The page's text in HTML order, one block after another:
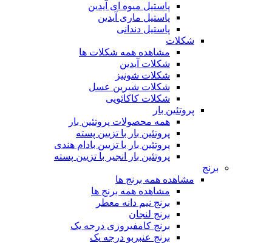
پاستیل میوه ای آیدین
پاستیل ماری آیدین
پاستیل دندانی
شکلات
مشاهده همه شکلات ها
شکلات آیدین
شکلات شونیز
شکلات شیرین عسل
شکلات کاکائویی
پروتئین بار
همه محصولات پروتئین بار
پروتئین بار با تزیین پسته
پروتئین بار با تزیین بادام هندی
پروتئین بار انجیر با تزیین پسته
برنج
مشاهده همه برنج ها
مشاهده همه برنج ها
برنج نیم دانه معطر
برنج لنجان
برنج کامفیروزی درجه یک
برنج عنبربو درجه یک